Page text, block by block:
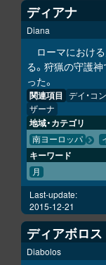
ディアナ
Diana
ローマにおけ
る。狩猟の守護
った。
関連項目 デイ・コ
ザーナ
地域・カテゴリ
南ヨーロッパ
キーワード
月
Last-update:
2015-12-21
ディアボロス
Diabolos